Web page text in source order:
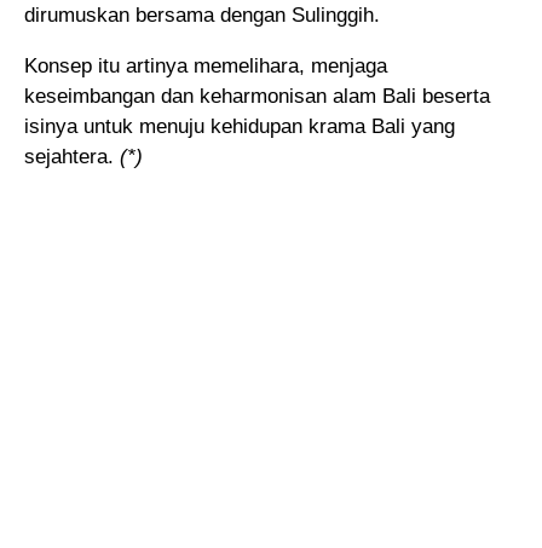
dirumuskan bersama dengan Sulinggih.
Konsep itu artinya memelihara, menjaga
keseimbangan dan keharmonisan alam Bali beserta
isinya untuk menuju kehidupan krama Bali yang
sejahtera. (*)